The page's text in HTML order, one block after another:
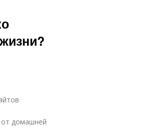
от домашней